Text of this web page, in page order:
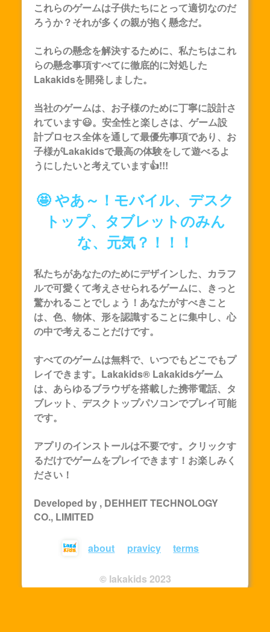
これらのゲームは子供たちにとって適切なのだ
ろうか？それが多くの親が抱く懸念だ。
これらの懸念を解決するために、私たちはこれ
らの懸念事項すべてに徹底的に対処した
Lakakidsを開発しました。
当社のゲームは、お子様のために丁寧に設計さ
れています😃。安全性と楽しさは、ゲーム設
計プロセス全体を通して最優先事項であり、お
子様がLakakidsで最高の体験をして遊べるよ
うにしたいと考えています👍!!!
🤩 やあ～！モバイル、デスク
トップ、タブレットのみん
な、元気？！！！
私たちがあなたのためにデザインした、カラフ
ルで可愛くて考えさせられるゲームに、きっと
驚かれることでしょう！あなたがすべきこと
は、色、物体、形を認識することに集中し、心
の中で考えることだけです。
すべてのゲームは無料で、いつでもどこでもプ
レイできます。Lakakids® Lakakidsゲーム
は、あらゆるブラウザを搭載した携帯電話、タ
ブレット、デスクトップパソコンでプレイ可能
です。
アプリのインストールは不要です。クリックす
るだけでゲームをプレイできます！お楽しみく
ださい！
Developed by , DEHHEIT TECHNOLOGY
CO., LIMITED
about pravicy terms
© lakakids 2023